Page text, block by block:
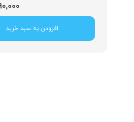
افزودن به سبد خرید